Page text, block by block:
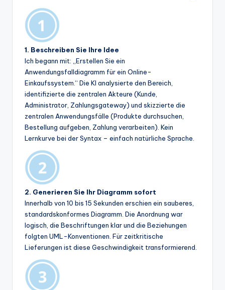
1. Beschreiben Sie Ihre Idee
Ich begann mit: „Erstellen Sie ein
Anwendungsfalldiagramm für ein Online-
Einkaufssystem.“ Die KI analysierte den Bereich,
identifizierte die zentralen Akteure (Kunde,
Administrator, Zahlungsgateway) und skizzierte die
zentralen Anwendungsfälle (Produkte durchsuchen,
Bestellung aufgeben, Zahlung verarbeiten). Kein
Lernkurve bei der Syntax – einfach natürliche Sprache.
2. Generieren Sie Ihr Diagramm sofort
Innerhalb von 10 bis 15 Sekunden erschien ein sauberes,
standardskonformes Diagramm. Die Anordnung war
logisch, die Beschriftungen klar und die Beziehungen
folgten UML-Konventionen. Für zeitkritische
Lieferungen ist diese Geschwindigkeit transformierend.